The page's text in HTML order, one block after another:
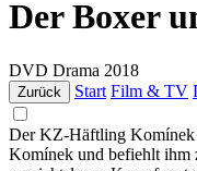
Der Boxer
DVD Drama 2018
Zurück Start Film & TV
Der KZ-Häftling Komínek
Komínek und befiehlt ihm